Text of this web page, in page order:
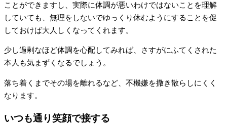
ことができますし、実際に体調が悪いわけではないことを理解
していても、無理をしないでゆっくり休むようにすることを促
しておけば大人しくなってくれます。
少し過剰なほど体調を心配してみれば、さすがにふてくされた
本人も気まずくなるでしょう。
落ち着くまでその場を離れるなど、不機嫌を撒き散らしにくく
なります。
いつも通り笑顔で接する